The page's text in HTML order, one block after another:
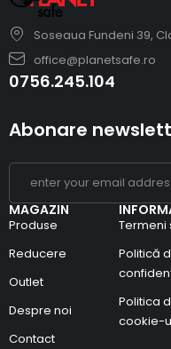
Soseaua Fundeni 39,
office@planetsafe.ro
0756.245.104
MAGAZIN
Produse
Reducere
Outlet
Despre noi
Contact
Termeni
Politică
Politica
cookie-
Abonare